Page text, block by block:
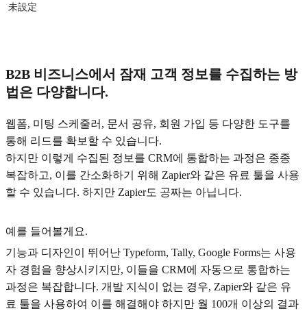
未設定
B2B 비즈니스에서 잠재 고객 정보를 수집하는 방
법은 다양합니다.
웹폼, 미팅 스케줄러, 문서 공유, 회원 가입 등 다양한 도구를
통해 리드를 확보할 수 있습니다.
하지만 이렇게 수집된 정보를 CRM에 통합하는 과정은 종종
복잡하고, 이를 간소화하기 위해 Zapier와 같은 유료 툴을 사용
할 수 있습니다. 하지만 Zapier도 공짜는 아닙니다.
예를 들어볼게요.
기능과 디자인이 뛰어난 Typeform, Tally, Google Forms는 사용
자 경험을 향상시키지만, 이들을 CRM에 자동으로 통합하는
과정은 복잡합니다. 개발 지식이 없는 경우, Zapier와 같은 유
료 툴을 사용하여 이를 해결해야 하지만 월 100개 이상의 결과